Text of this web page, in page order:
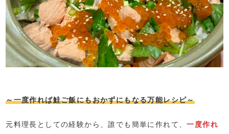
～一度作れば鮭ご飯にもおかずにもなる万能レシピ～
元料理長としての経験から、誰でも簡単に作れて、一度作れ